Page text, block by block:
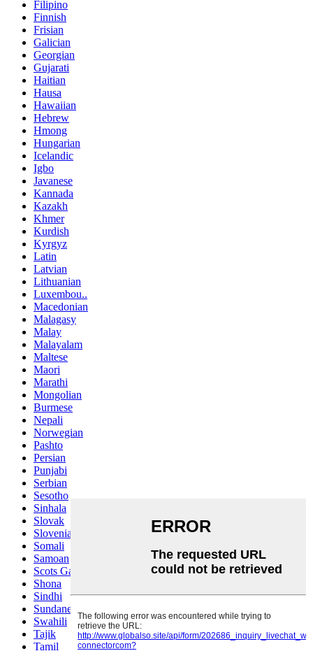
Filipino
Finnish
Frisian
Galician
Georgian
Gujarati
Haitian
Hausa
Hawaiian
Hebrew
Hmong
Hungarian
Icelandic
Igbo
Javanese
Kannada
Kazakh
Khmer
Kurdish
Kyrgyz
Latin
Latvian
Lithuanian
Luxembou..
Macedonian
Malagasy
Malay
Malayalam
Maltese
Maori
Marathi
Mongolian
Burmese
Nepali
Norwegian
Pashto
Persian
Punjabi
Serbian
Sesotho
Sinhala
Slovak
Slovenian
Somali
Samoan
Scots Gaelic
Shona
Sindhi
Sundanese
Swahili
Tajik
Tamil